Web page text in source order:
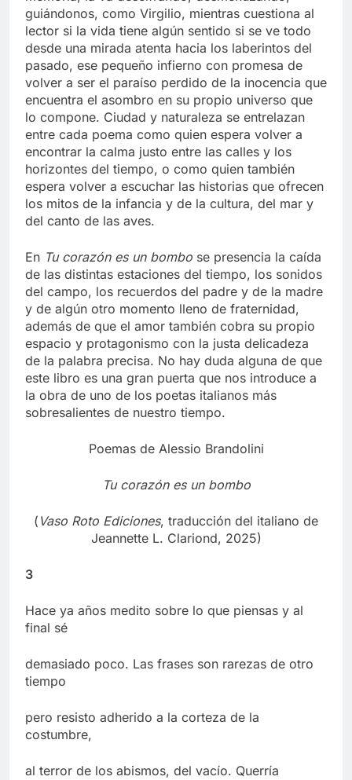
guiándonos, como Virgilio, mientras cuestiona al
lector si la vida tiene algún sentido si se ve todo
desde una mirada atenta hacia los laberintos del
pasado, ese pequeño infierno con promesa de
volver a ser el paraíso perdido de la inocencia que
encuentra el asombro en su propio universo que
lo compone. Ciudad y naturaleza se entrelazan
entre cada poema como quien espera volver a
encontrar la calma justo entre las calles y los
horizontes del tiempo, o como quien también
espera volver a escuchar las historias que ofrecen
los mitos de la infancia y de la cultura, del mar y
del canto de las aves.
En Tu corazón es un bombo se presencia la caída
de las distintas estaciones del tiempo, los sonidos
del campo, los recuerdos del padre y de la madre
y de algún otro momento lleno de fraternidad,
además de que el amor también cobra su propio
espacio y protagonismo con la justa delicadeza
de la palabra precisa. No hay duda alguna de que
este libro es una gran puerta que nos introduce a
la obra de uno de los poetas italianos más
sobresalientes de nuestro tiempo.
Poemas de Alessio Brandolini
Tu corazón es un bombo
( Vaso Roto Ediciones, traducción del italiano de
Jeannette L. Clariond, 2025)
3
Hace ya años medito sobre lo que piensas y al
final sé
demasiado poco. Las frases son rarezas de otro
tiempo
pero resisto adherido a la corteza de la
costumbre,
al terror de los abismos, del vacío. Querría